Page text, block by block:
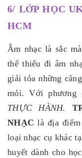
6/ LỚP HỌC
HCM
Âm nhạc là sắc
thể thiếu đi âm
giải tỏa những
mỏi. Với phương
THỰC HÀNH.
NHẠC là địa điểm
loại nhạc cụ khác
huyết dành cho